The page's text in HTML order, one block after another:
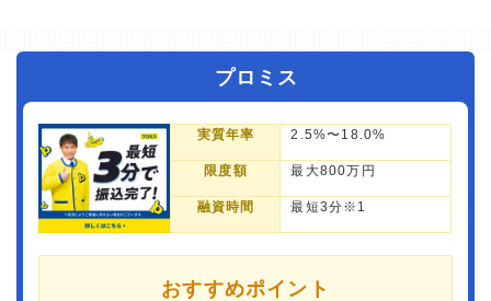
プロミス
実質年率 2.5%〜18.0%
限度額 最大800万円
融資時間 最短3分※1
おすすめポイント